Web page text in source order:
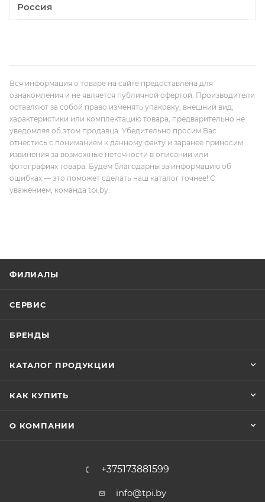
Россия
Вся информация о товаре на сайте предоставлена для
ознакомления и не является публичной офертой. Производители
оставляют за собой право изменять упаковку, внешний вид,
характеристики или комплектацию товара, предварительно не
уведомляя об этом продавца. Убедительно просим Вас
отнестись с пониманием к данному факту и заранее приносим
извинения за возможные неточности в описании или
фотографиях товара. Будем благодарны за информацию об
ошибках — это поможет сделать наш каталог точнее! С
уважением, команда tpi.by.
ФИЛИАЛЫ
СЕРВИС
БРЕНДЫ
КАТАЛОГ ПРОДУКЦИИ
КАК КУПИТЬ
О КОМПАНИИ
+375173881599
info@tpi.by